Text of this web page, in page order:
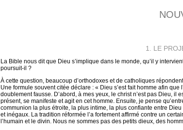
1. LE
La Bible nous dit que Dieu s’implique dans le monde, qu’il y
poursuit-il ?
À cette question, beaucoup d’orthodoxes et de catholiques
Une formule souvent citée déclare : « Dieu s’est fait homme afin
doublement fausse. D’abord, à mes yeux, le christ n’est pas Dieu,
présent, se manifeste et agit en cet homme. Ensuite, je pense
communion la plus étroite, la plus intime, la plus confiante entre
et inégaux. La tradition réformée l’a fortement affirmé contre un
l’humain et le divin. Nous ne sommes pas des petits dieux, des